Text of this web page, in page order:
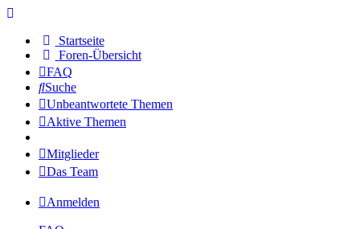
Startseite
Foren-Übersicht
FAQ
Suche
Unbeantwortete Themen
Aktive Themen
Mitglieder
Das Team
Anmelden